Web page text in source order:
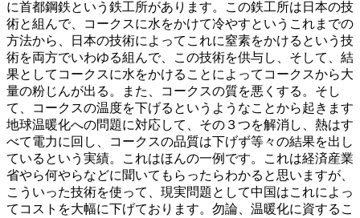
に首都鋼鉄という鉄工所があります。この鉄工所は日本の技
術と組んで、コークスに水をかけて冷やすというこれまでの
方法から、日本の技術によってこれに窒素をかけるという技
術を両方でいわゆる組んで、この技術を供与し、そして、結
果としてコークスに水をかけることによってコークスから大
量の粉じんが出る。また、コークスの質を悪くする。そし
て、コークスの温度を下げるというようなことから起きます
地球温暖化への問題に対応して、その３つを解消し、熱はす
べて電力に回し、コークスの品質は下げず等々の結果を出し
ているという実績。これはほんの一例です。これは経済産業
省やら何やらなどに聞いてもらったらわかると思いますが、
こういった技術を使って、現実問題として中国はこれによっ
てコストを大幅に下げております。勿論、温暖化に資するこ